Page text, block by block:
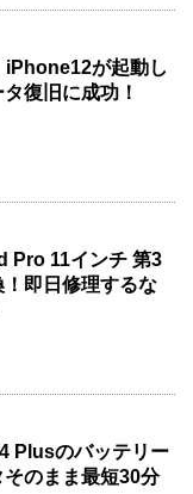
iPhone12が起動し
復旧に成功！
Pro 11インチ 第3
即日修理するな
Plusのバッテリー
のまま最短30分